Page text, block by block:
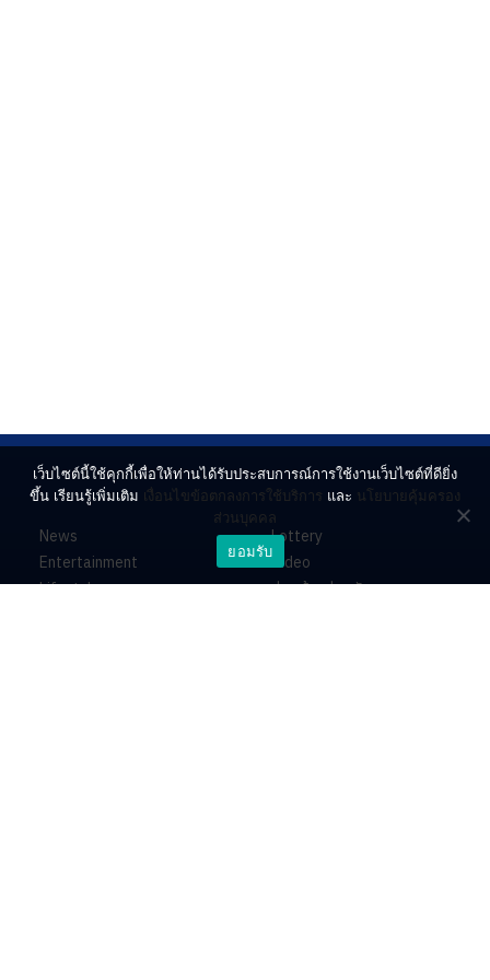
News
Entertainment
Lifestyle
Lottery
Video
ร่วมด้วยช่วยกัน
เว็บไซต์นี้ใช้คุกกี้เพื่อให้ท่านได้รับประสบการณ์การใช้งานเว็บไซต์ที่ดียิ่ง
ขึ้น เรียนรู้เพิ่มเติม เงื่อนไขข้อตกลงการใช้บริการ และ นโยบายคุ้มครอง
ส่วนบุคคล
ยอมรับ